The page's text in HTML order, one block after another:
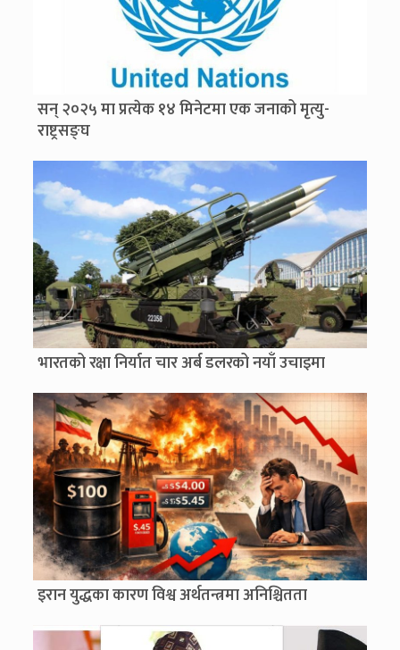
सन् २०२५ मा प्रत्येक १४ मिनेटमा एक जनाको मृत्यु-
राष्ट्रसङ्घ
भारतको रक्षा निर्यात चार अर्ब डलरको नयाँ उचाइमा
इरान युद्धका कारण विश्व अर्थतन्त्रमा अनिश्चितता